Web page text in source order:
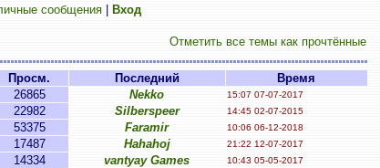
сообщения| Вход
Отметить все темы как прочтённые
Просм. Последний
Время
26865 Nekko 15:07 07-07-2017
22982 Silberspeer 14:45 02-07-2015
53375 Faramir 10:06 06-12-2018
17487 Hahahoj 21:22 12-07-2017
14334 vantyay Games 10:43 05-05-2017